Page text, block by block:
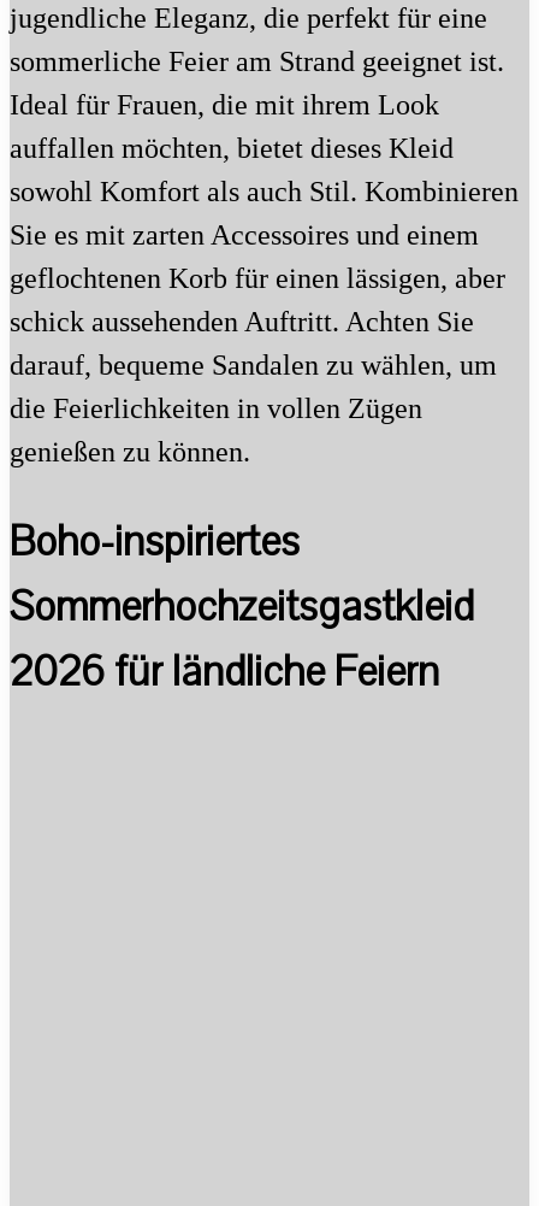
jugendliche Eleganz, die perfekt für eine
sommerliche Feier am Strand geeignet ist.
Ideal für Frauen, die mit ihrem Look
auffallen möchten, bietet dieses Kleid
sowohl Komfort als auch Stil. Kombinieren
Sie es mit zarten Accessoires und einem
geflochtenen Korb für einen lässigen, aber
schick aussehenden Auftritt. Achten Sie
darauf, bequeme Sandalen zu wählen, um
die Feierlichkeiten in vollen Zügen
genießen zu können.
Boho-inspiriertes
Sommerhochzeitsgastkleid
2026 für ländliche Feiern